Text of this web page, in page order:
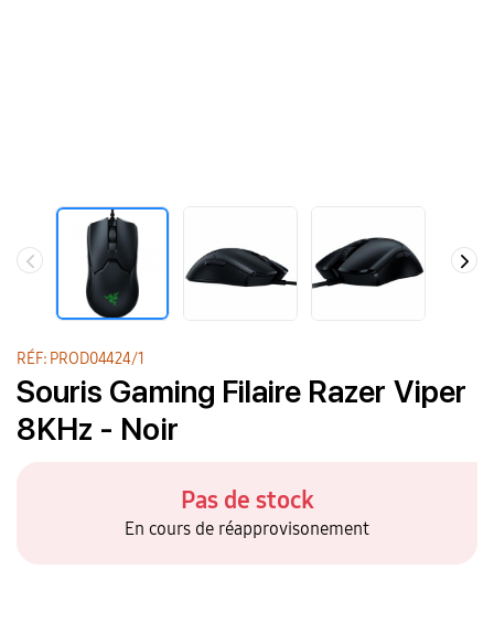
RÉF: PROD04424/1
Souris Gaming Filaire Razer Viper
8KHz - Noir
Pas de stock
En cours de réapprovisonement